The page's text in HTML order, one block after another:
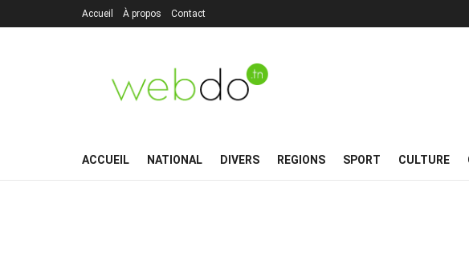
Accueil À propos Contact
ACCUEIL NATIONAL DIVERS REGIONS SPORT CULTURE